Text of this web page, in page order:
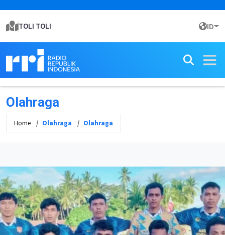
TOLI TOLI ID
Olahraga
Home Olahraga Olahraga